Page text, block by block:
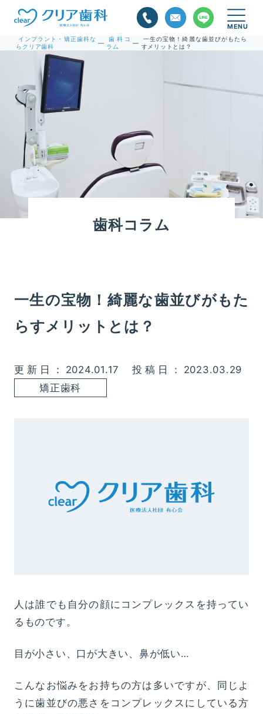
インプラント・矯正歯科な
らクリア歯科
—
歯科コ
ラム
—
一生の宝物！綺麗な歯並びがもたら
すメリットとは？
歯科コラム
一生の宝物！綺麗な歯並びがもた
らすメリットとは？
更新日：2024.01.17
投稿日：2023.03.29
矯正歯科
人は誰でも自分の顔にコンプレックスを持ってい
るものです。
目が小さい、口が大きい、鼻が低い…
こんなお悩みをお持ちの方は多いですが、同じよ
うに歯並びの悪さをコンプレックスにしている方